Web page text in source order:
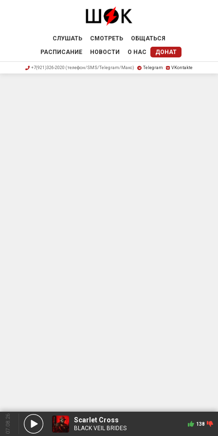
СЛУШАТЬ СМОТРЕТЬ
ОБЩАТЬСЯ
РАСПИСАНИЕ
НОВОСТИ О НАС ДОНАТ
+7(921)326-2020 (телефон/SMS/Telegram/Макс) Telegram VKontakte
07.08.26 Scarlet Cross
BLACK VEIL BRIDES
138